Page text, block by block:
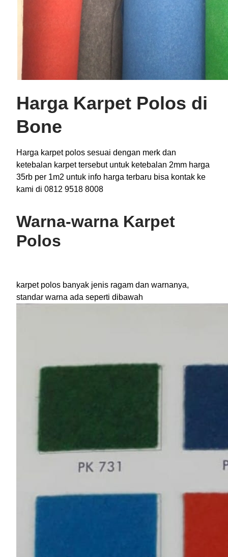
Harga Karpet Polos di
Bone
Harga karpet polos sesuai dengan merk dan
ketebalan karpet tersebut untuk ketebalan 2mm harga
35rb per 1m2 untuk info harga terbaru bisa kontak ke
kami di 0812 9518 8008
Warna-warna Karpet
Polos
karpet polos banyak jenis ragam dan warnanya,
standar warna ada seperti dibawah